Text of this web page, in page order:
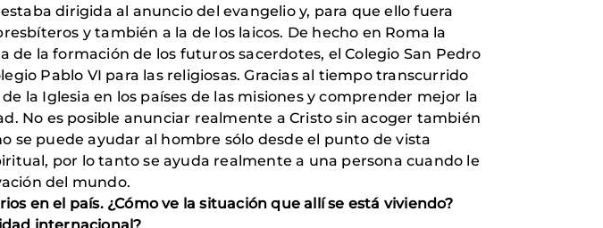
dirigida al anuncio del evangelio y, para que ello fuera
y también a la de los laicos. De hecho en Roma la
la formación de los futuros sacerdotes, el Colegio San Pedro
Pablo VI para las religiosas. Gracias al tiempo transcurrido
la Iglesia en los países de las misiones y comprender mejor la
No es posible anunciar realmente a Cristo sin acoger también
se puede ayudar al hombre sólo desde el punto de vista
por lo tanto se ayuda realmente a una persona cuando le
del mundo.
en el país. ¿Cómo ve la situación que allí se está viviendo?